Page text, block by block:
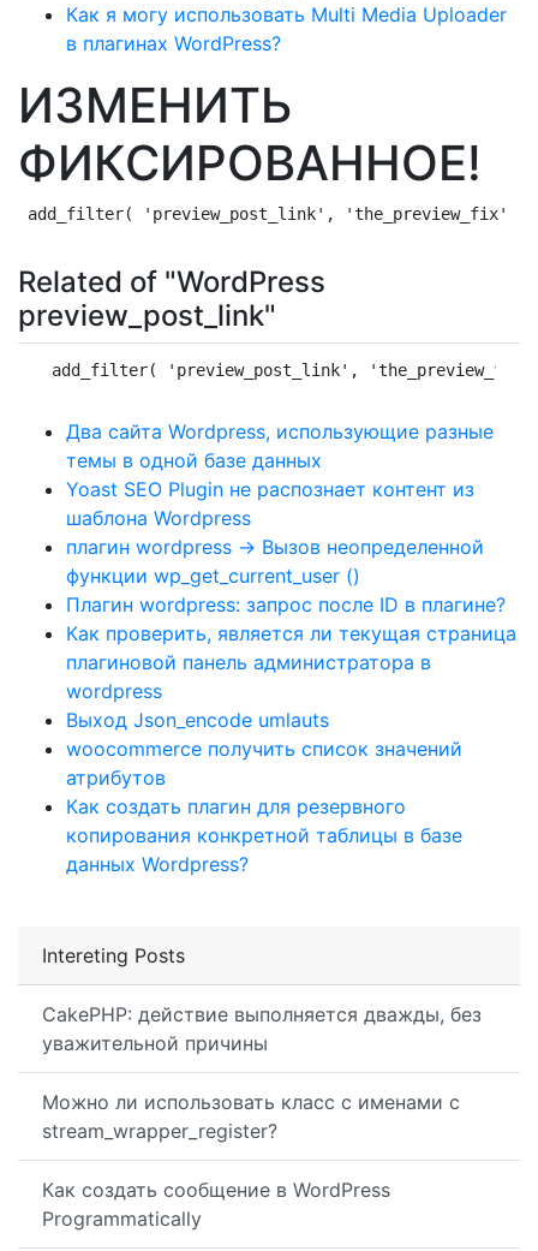
Intereting Posts
CakePHP: действие выполняется дважды, без
уважительной причины
Можно ли использовать класс с именами с
stream_wrapper_register?
Как создать сообщение в WordPress
Programmatically
Как я могу использовать Multi Media Uploader
в плагинах WordPress?
ИЗМЕНИТЬ
ФИКСИРОВАННОЕ!
add_filter( 'preview_post_link', 'the_preview_fix' );
Related of "WordPress
preview_post_link"
add_filter( 'preview_post_link', 'the_preview_fix'
Два сайта Wordpress, использующие разные
темы в одной базе данных
Yoast SEO Plugin не распознает контент из
шаблона Wordpress
плагин wordpress -> Вызов неопределенной
функции wp_get_current_user ()
Плагин wordpress: запрос после ID в плагине?
Как проверить, является ли текущая страница
плагиновой панель администратора в
wordpress
Выход Json_encode umlauts
woocommerce получить список значений
атрибутов
Как создать плагин для резервного
копирования конкретной таблицы в базе
данных Wordpress?